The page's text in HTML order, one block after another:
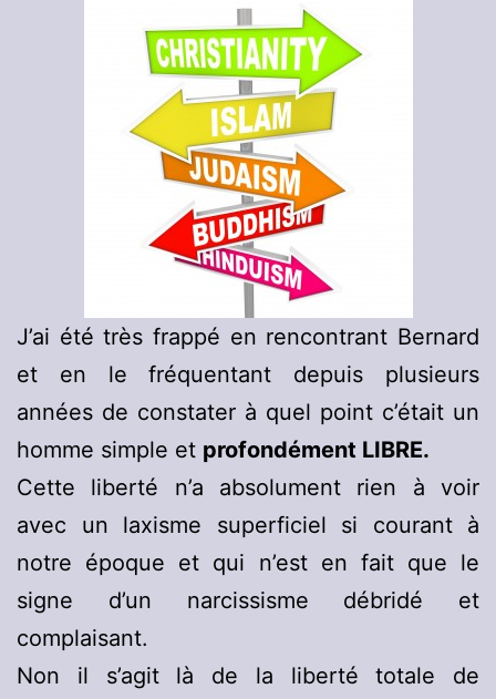
J’ai été très frappé en rencontrant Bernard
et en le fréquentant depuis plusieurs
années de constater à quel point c’était un
homme simple et profondément LIBRE.
Cette liberté n’a absolument rien à voir
avec un laxisme superficiel si courant à
notre époque et qui n’est en fait que le
signe d’un narcissisme débridé et
complaisant.
Non il s’agit là de la liberté totale de